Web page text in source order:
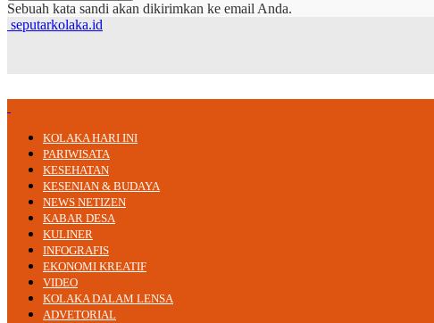
Sebuah kata sandi akan dikirimkan ke email Anda.
seputarkolaka.id
KOLAKA HARI INI
PARIWISATA
KESEHATAN
KESENIAN & BUDAYA
NEWS NETIZEN
KABAR DESA
KULINER
INFOGRAFIS
EKONOMI KREATIF
VIDEO
KOLAKA DALAM LENSA
ADVETORIAL